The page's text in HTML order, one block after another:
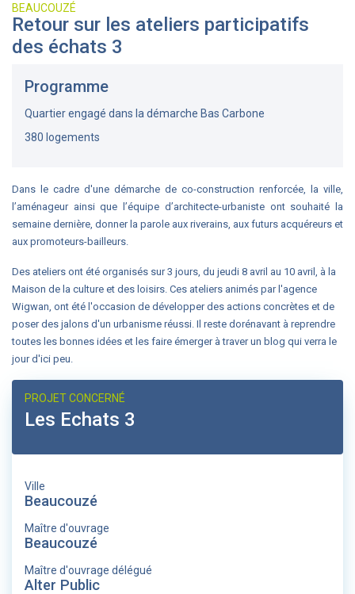
BEAUCOUZÉ
Retour sur les ateliers participatifs
des échats 3
Programme
Quartier engagé dans la démarche Bas Carbone
380 logements
Dans le cadre d'une démarche de co-construction renforcée, la ville,
l’aménageur ainsi que l’équipe d’architecte-urbaniste ont souhaité la
semaine dernière, donner la parole aux riverains, aux futurs acquéreurs et
aux promoteurs-bailleurs.
Des ateliers ont été organisés sur 3 jours, du jeudi 8 avril au 10 avril, à la
Maison de la culture et des loisirs. Ces ateliers animés par l'agence
Wigwan, ont été l'occasion de développer des actions concrètes et de
poser des jalons d'un urbanisme réussi. Il reste dorénavant à reprendre
toutes les bonnes idées et les faire émerger à traver un blog qui verra le
jour d'ici peu.
PROJET CONCERNÉ
Les Echats 3
Ville
Beaucouzé
Maître d'ouvrage
Beaucouzé
Maître d'ouvrage délégué
Alter Public